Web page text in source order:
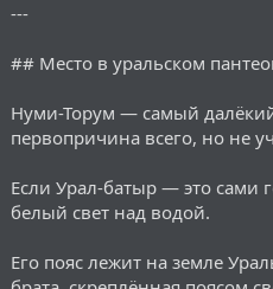
---
## Место в уральском
Нуми-Торум — самый
первопричина всего, но не
Если Урал-батыр — это
белый свет над водой.
Его пояс лежит на земле